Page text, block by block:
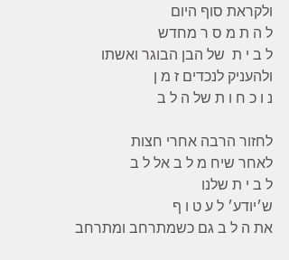
ולקראת סוף היום
ל ה ת מ ס ר מחדש
ל ב י ת  של הבן הבוגר ואשתו
ולהעניק לנכדים ז מ ן
נ ו כ ח ו ת של ה ל ב
לחזור הרבה אחרי חצות
לאחר שיח מ ל ב אל ל ב
ל ב י ת שלנו
ש׳יודע׳ ל ע ט ו ף
את ה ל ב גם כשמתרחב ומתרחב